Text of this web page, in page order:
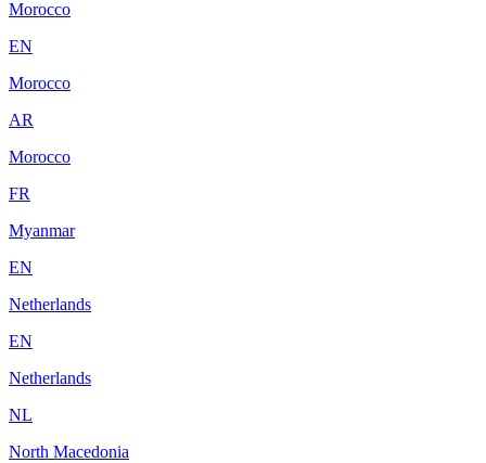
Morocco
EN
Morocco
AR
Morocco
FR
Myanmar
EN
Netherlands
EN
Netherlands
NL
North Macedonia